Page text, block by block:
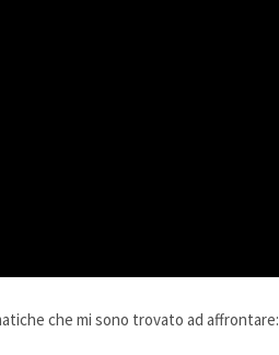
che mi sono trovato ad affrontare: